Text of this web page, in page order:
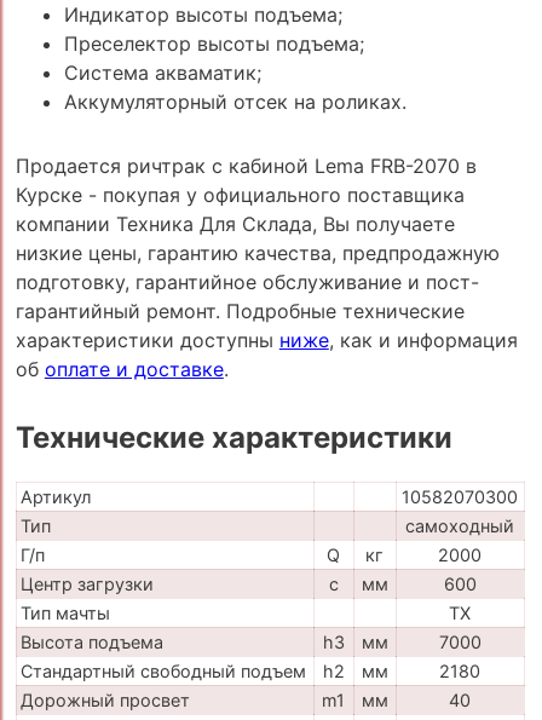
Индикатор высоты подъема;
Преселектор высоты подъема;
Система акваматик;
Аккумуляторный отсек на роликах.
Продается ричтрак с кабиной Lema FRB-2070 в
Курске - покупая у официального поставщика
компании Техника Для Склада, Вы получаете
низкие цены, гарантию качества, предпродажную
подготовку, гарантийное обслуживание и пост-
гарантийный ремонт. Подробные технические
характеристики доступны ниже, как и информация
об оплате и доставке.
Технические характеристики
Артикул
10582070300
Тип
самоходный
Г/п
Q кг
2000
Центр загрузки
c мм
600
Тип мачты
TX
Высота подъема
h3 мм
7000
Стандартный свободный подъем
h2 мм
2180
Дорожный просвет
m1 мм
40